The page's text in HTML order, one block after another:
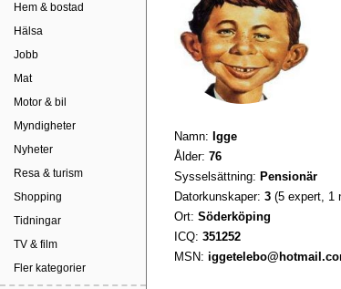
Hem & bostad
Hälsa
Jobb
Mat
Motor & bil
Myndigheter
Nyheter
Resa & turism
Shopping
Tidningar
TV & film
Fler kategorier
Namn: Igge
Ålder:76
Sysselsättning: Pensionär
Datorkunskaper:3 (5 expert, 1
Ort:Söderköping
ICQ:351252
MSN: